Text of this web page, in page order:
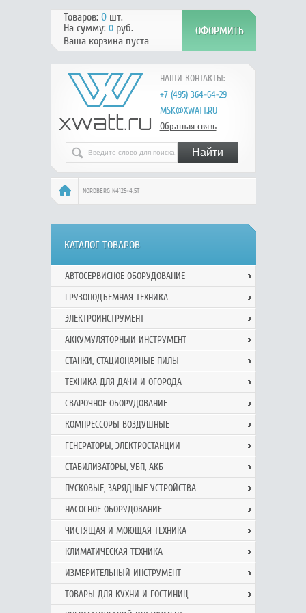
НАШИ КОНТАКТЫ:
+7 (495) 364-64-29
MSK@XWATT.RU
Обратная связь
Товаров: 0шт.
На сумму: 0руб.
Ваша корзина пуста
NORDBERG N4125-4,5T
КАТАЛОГ ТОВАРОВ
АВТОСЕРВИСНОЕ ОБОРУДОВАНИЕ
ГРУЗОПОДЪЕМНАЯ ТЕХНИКА
ЭЛЕКТРОИНСТРУМЕНТ
АККУМУЛЯТОРНЫЙ ИНСТРУМЕНТ
СТАНКИ, СТАЦИОНАРНЫЕ ПИЛЫ
ТЕХНИКА ДЛЯ ДАЧИ И ОГОРОДА
СВАРОЧНОЕ ОБОРУДОВАНИЕ
КОМПРЕССОРЫ ВОЗДУШНЫЕ
ГЕНЕРАТОРЫ, ЭЛЕКТРОСТАНЦИИ
СТАБИЛИЗАТОРЫ, УБП, АКБ
ПУСКОВЫЕ, ЗАРЯДНЫЕ УСТРОЙСТВА
НАСОСНОЕ ОБОРУДОВАНИЕ
ЧИСТЯЩАЯ И МОЮЩАЯ ТЕХНИКА
КЛИМАТИЧЕСКАЯ ТЕХНИКА
ИЗМЕРИТЕЛЬНЫЙ ИНСТРУМЕНТ
ТОВАРЫ ДЛЯ КУХНИ И ГОСТИНИЦ